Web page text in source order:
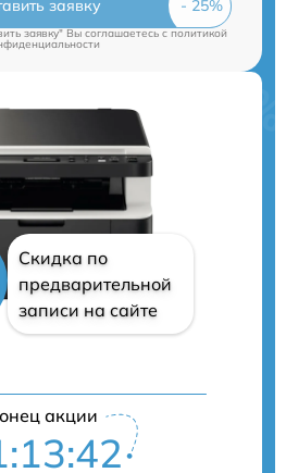
заявку
заявку" Вы соглашаетесь cполитикой
Скидка по
предварительной
записи на сайте
акции